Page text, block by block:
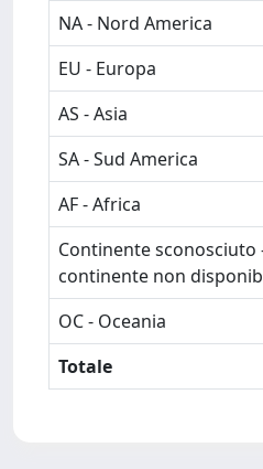
NA - Nord America
EU - Europa
AS - Asia
SA - Sud America
AF - Africa
Continente sconosciuto
continente non
OC - Oceania
Totale